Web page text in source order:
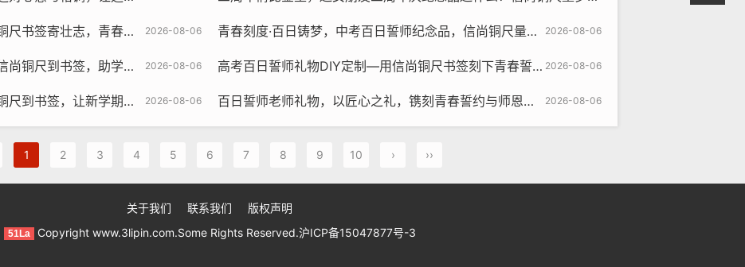
2026-08-06
寄壮志，青春无悔赴考场 2026-08-06
青春刻度·百日铸梦，中考百日誓师纪念品，信尚铜尺量出奋斗远方
2026-08-06
，助学子启智纳福步步高升 2026-08-06
高考百日誓师礼物DIY定制—用信尚铜尺书签刻下青春誓言，伴手礼传情励志冲刺
2026-08-06
，让新学期的仪式感拉满 2026-08-06
百日誓师老师礼物，以匠心之礼，镌刻青春誓约与师恩长存的永恒纪念
1 2 3 4 5 6 7 8 9 10 › ››
关于我们 联系我们 版权声明
51La Copyright www.3lipin.com.Some Rights Reserved.沪ICP备15047877号-3